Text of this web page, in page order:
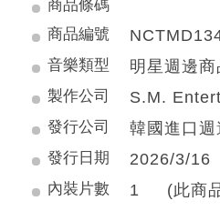
商品條碼
商品編號
音樂類型 明星週邊
製作公司 S.M.
發行公司 韓國進口週
發行日期 2026/3/16
內裝片數 1 (此商品